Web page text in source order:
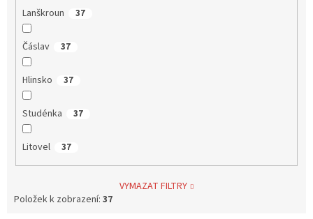
Lanškroun 37
Čáslav 37
Hlinsko 37
Studénka 37
Litovel 37
VYMAZAT FILTRY
Položek k zobrazení: 37